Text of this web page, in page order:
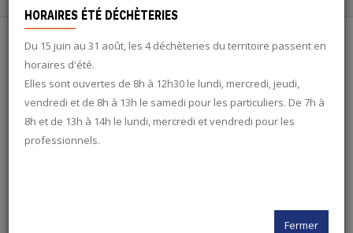
button
search
twitter
HORAIRES ÉTÉ DÉCHÈTERIES
Du 15 juin au 31 août, les 4 déchèteries du territoire passent en
horaires d'été.
Elles sont ouvertes de 8h à 12h30 le lundi, mercredi, jeudi,
vendredi et de 8h à 13h le samedi pour les particuliers. De 7h à
8h et de 13h à 14h le lundi, mercredi et vendredi pour les
professionnels.
Fermer
OSEZ L'ÉCO : ACCOMPAGNEMENT À
LA CRÉATION-REPRISE
D'ENTREPRISE